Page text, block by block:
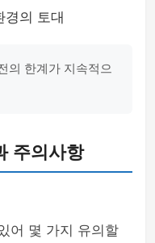
경의 토대
의 한계가 지속적으
주의사항
어 몇 가지 유의할